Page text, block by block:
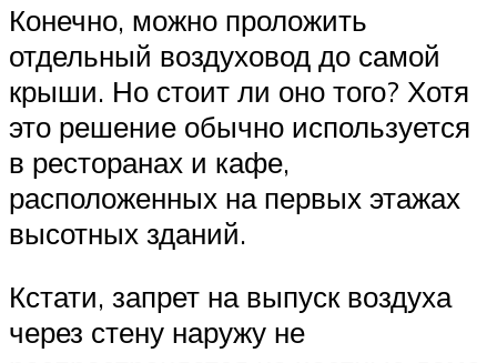
Конечно, можно проложить
отдельный воздуховод до самой
крыши. Но стоит ли оно того? Хотя
это решение обычно используется
в ресторанах и кафе,
расположенных на первых этажах
высотных зданий.
Кстати, запрет на выпуск воздуха
через стену наружу не